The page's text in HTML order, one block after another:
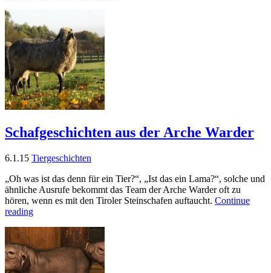
Schafgeschichten aus der Arche Warder
6.1.15 Tiergeschichten
„Oh was ist das denn für ein Tier?“, „Ist das ein Lama?“, solche und
ähnliche Ausrufe bekommt das Team der Arche Warder oft zu
hören, wenn es mit den Tiroler Steinschafen auftaucht. Continue
reading